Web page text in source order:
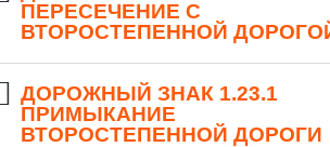
ПЕРЕСЕЧЕНИЕ С
ВТОРОСТЕПЕННОЙ
ДОРОЖНЫЙ ЗНАК 1.23.1
ПРИМЫКАНИЕ
ВТОРОСТЕПЕННОЙ ДОРОГИ